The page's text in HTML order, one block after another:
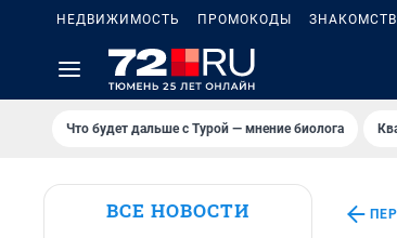
НЕДВИЖИМОСТЬ ПРОМОКОДЫ
Что будет дальше с Турой — мнение биолога
ВСЕ НОВОСТИ